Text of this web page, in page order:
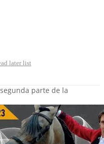
later list
parte de la